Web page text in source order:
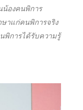
น้องคนพิการ
ษาแก่คนพิการจริง
พิการได้รับความรู้